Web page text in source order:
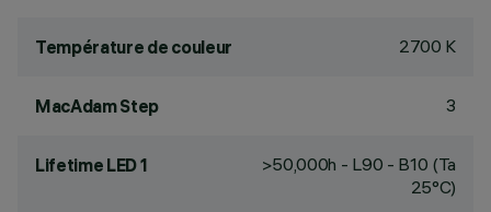
Température de couleur 2700 K
MacAdam Step 3
Lifetime LED 1
>50,000h - L90 - B10 (Ta
25°C)